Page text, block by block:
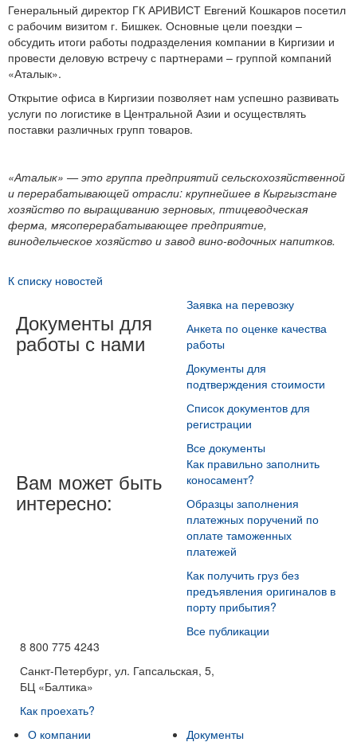
Генеральный директор ГК АРИВИСТ Евгений Кошкаров посетил
с рабочим визитом г. Бишкек. Основные цели поездки –
обсудить итоги работы подразделения компании в Киргизии и
провести деловую встречу с партнерами – группой компаний
«Аталык».
Открытие офиса в Киргизии позволяет нам успешно развивать
услуги по логистике в Центральной Азии и осуществлять
поставки различных групп товаров.
«Аталык» — это группа предприятий сельскохозяйственной
и перерабатывающей отрасли: крупнейшее в Кыргызстане
хозяйство по выращиванию зерновых, птицеводческая
ферма, мясоперерабатывающее предприятие,
винодельческое хозяйство и завод вино-водочных напитков.
К списку новостей
Документы для
работы с нами
Заявка на перевозку
Анкета по оценке качества
работы
Документы для
подтверждения стоимости
Список документов для
регистрации
Все документы
Вам может быть
интересно:
Как правильно заполнить
коносамент?
Образцы заполнения
платежных поручений по
оплате таможенных
платежей
Как получить груз без
предъявления оригиналов в
порту прибытия?
Все публикации
8 800 775 4243
Санкт-Петербург, ул. Гапсальская, 5,
БЦ «Балтика»
Как проехать?
О компании
Документы